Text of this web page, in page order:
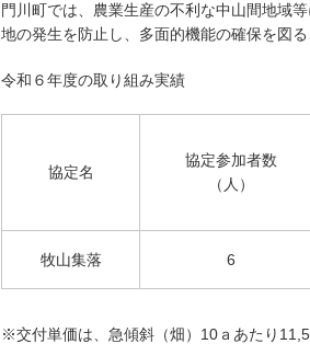
門川町では、農業生産の不利な中山間地域
地の発生を防止し、多面的機能の確保を図
令和６年度の取り組み実績
協定名
協定参加者数
（人）
牧山集落 6
※交付単価は、急傾斜（畑）10ａあたり